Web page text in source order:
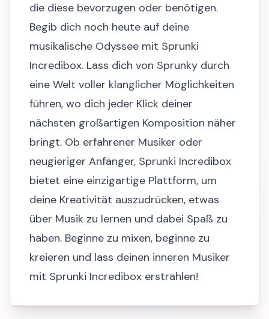
die diese bevorzugen oder benötigen.
Begib dich noch heute auf deine
musikalische Odyssee mit Sprunki
Incredibox. Lass dich von Sprunky durch
eine Welt voller klanglicher Möglichkeiten
führen, wo dich jeder Klick deiner
nächsten großartigen Komposition näher
bringt. Ob erfahrener Musiker oder
neugieriger Anfänger, Sprunki Incredibox
bietet eine einzigartige Plattform, um
deine Kreativität auszudrücken, etwas
über Musik zu lernen und dabei Spaß zu
haben. Beginne zu mixen, beginne zu
kreieren und lass deinen inneren Musiker
mit Sprunki Incredibox erstrahlen!